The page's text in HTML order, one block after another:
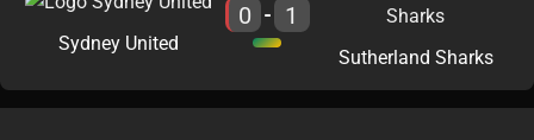
Sydney United
0 - 1
Sutherland Sharks